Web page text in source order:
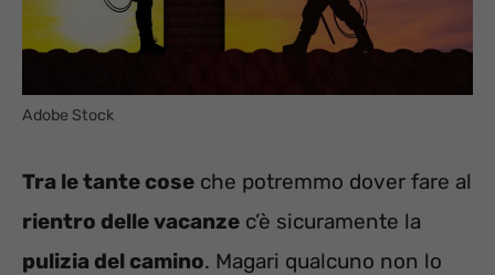
Adobe Stock
Tra le tante cose che potremmo dover fare al
rientro delle vacanze c’è sicuramente la
pulizia del camino. Magari qualcuno non lo